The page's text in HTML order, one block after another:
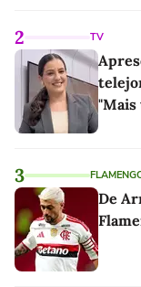
2 TV
"Mais
3
De